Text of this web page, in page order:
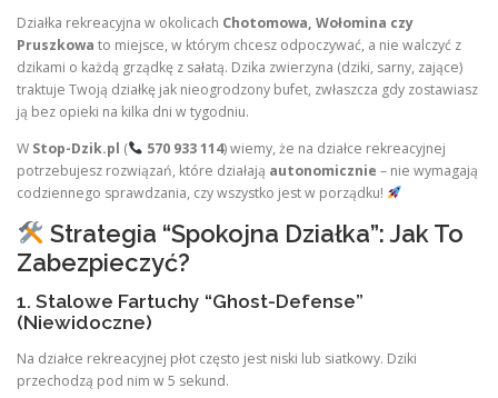
Działka rekreacyjna w okolicach Chotomowa, Wołomina czy
Pruszkowa to miejsce, w którym chcesz odpoczywać, a nie walczyć z
dzikami o każdą grządkę z sałatą. Dzika zwierzyna (dziki, sarny, zające)
traktuje Twoją działkę jak nieogrodzony bufet, zwłaszcza gdy zostawiasz
ją bez opieki na kilka dni w tygodniu.
W Stop-Dzik.pl ( 570 933 114) wiemy, że na działce rekreacyjnej
potrzebujesz rozwiązań, które działają autonomicznie – nie wymagają
codziennego sprawdzania, czy wszystko jest w porządku!
Strategia “Spokojna Działka”: Jak To
Zabezpieczyć?
1. Stalowe Fartuchy “Ghost-Defense”
(Niewidoczne)
Na działce rekreacyjnej płot często jest niski lub siatkowy. Dziki
przechodzą pod nim w 5 sekund.